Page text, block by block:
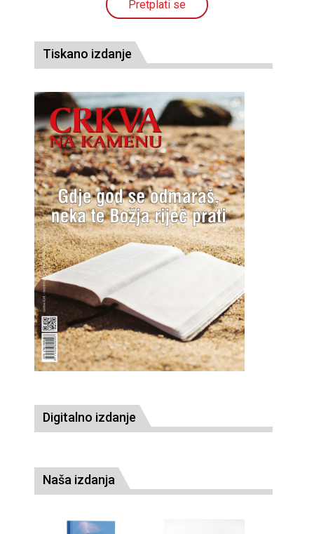
Pretplati se
Tiskano izdanje
Digitalno izdanje
Naša izdanja